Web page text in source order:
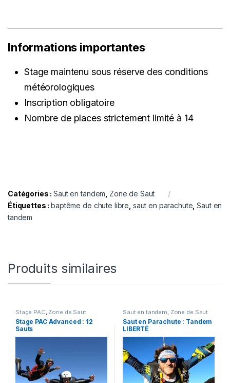
Informations importantes
Stage maintenu sous réserve des conditions
météorologiques
Inscription obligatoire
Nombre de places strictement limité à 14
Catégories :Saut en tandem Zone de Saut
Étiquettes :baptême de chute libre saut en parachute ,Saut en
tandem
Produits similaires
Stage PAC Zone de Saut
Stage PAC Advanced : 12
Sauts
Saut en tandem Zone de Saut
Saut en Parachute : Tandem
LIBERTÉ